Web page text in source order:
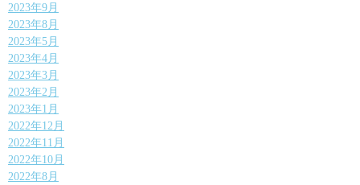
2023年9月
2023年8月
2023年5月
2023年4月
2023年3月
2023年2月
2023年1月
2022年12月
2022年11月
2022年10月
2022年8月